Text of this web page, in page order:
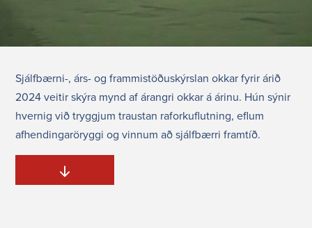
Sjálfbærni-, árs- og frammistöðuskýrslan okkar fyrir árið
2024 veitir skýra mynd af árangri okkar á árinu. Hún sýnir
hvernig við tryggjum traustan raforkuflutning, eflum
afhendingaröryggi og vinnum að sjálfbærri framtíð.